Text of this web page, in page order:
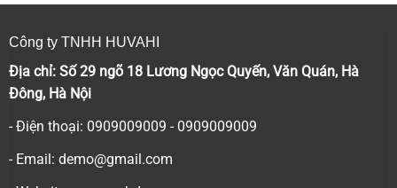
Công ty TNHH HUVAHI
Địa chỉ: Số 29 ngõ 18 Lương Ngọc Quyến, Văn Quán, Hà
Đông, Hà Nội
- Điện thoại: 0909009009 - 0909009009
- Email: demo@gmail.com